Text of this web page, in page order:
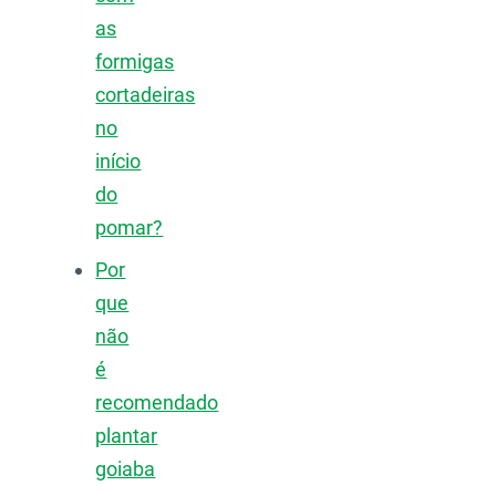
as
formigas
cortadeiras
no
início
do
pomar?
Por
que
não
é
recomendado
plantar
goiaba